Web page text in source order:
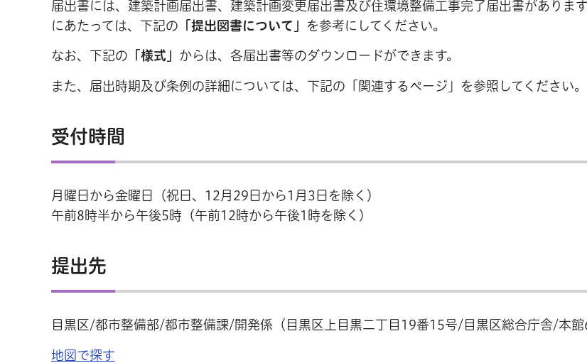
届出書には、建築計画届出書、建築計画変更届出書及び住環境整備工事完了届出書がありま
にあたっては、下記の 「提出図書について」 を参考にしてください。
なお、下記の 「様式」 からは、各届出書等のダウンロードができます。
また、届出時期及び条例の詳細については、下記の「関連するページ」を参照してください。
受付時間
月曜日から金曜日（祝日、12月29日から1月3日を除く）
午前8時半から午後5時（午前12時から午後1時を除く）
提出先
目黒区/都市整備部/都市整備課/開発係（目黒区上目黒二丁目19番15号/目黒区総合庁舎/本館
地図で探す